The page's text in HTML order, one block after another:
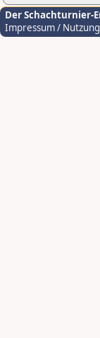
Der Schachturnier-
Impressum /